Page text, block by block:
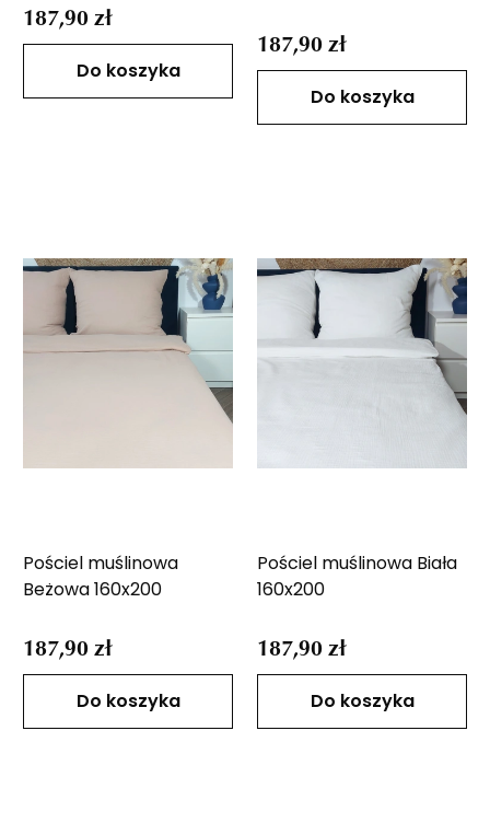
187,90 zł
Do koszyka
187,90 zł
Do koszyka
Pościel muślinowa
Beżowa 160x200
187,90 zł
Do koszyka
Pościel muślinowa Biała
160x200
187,90 zł
Do koszyka